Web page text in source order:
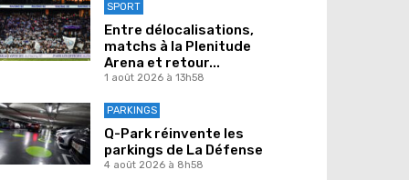
SPORT
Entre délocalisations,
matchs à la Plenitude
Arena et retour...
1 août 2026 à 13h58
PARKINGS
Q-Park réinvente les
parkings de La Défense
4 août 2026 à 8h58